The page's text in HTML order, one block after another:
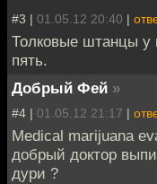
#3 | 01.05.12 20:40 |
Толковые штанцы у
пять.
Добрый Фей »
#4 | 01.05.12 21:17 |
Medical marijuana
добрый доктор
дури ?